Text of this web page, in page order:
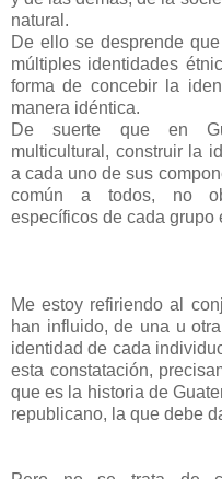
natural.
De ello se desprende
múltiples identidades
forma de concebir la
manera idéntica.
De suerte que en
multicultural, construir la
a cada uno de sus
común a todos, no
específicos de cada grupo
Me estoy refiriendo al
han influido, de una u
identidad de cada
esta constatación,
que es la historia de
republicano, la que debe